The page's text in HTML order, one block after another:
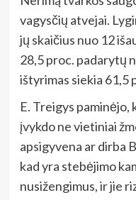
vagysčių atvejai.
jų skaičius nuo 12
28,5 proc. padarytų
ištyrimas siekia 61,5
E. Treigys paminėjo,
įvykdo ne vietiniai
apsigyvena ar dirba
kad yra stebėjimo
nusižengimus, ir jie